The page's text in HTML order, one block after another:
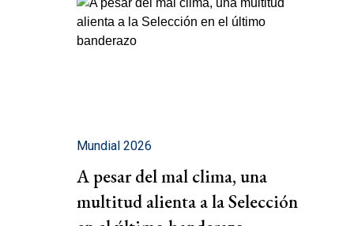
Mundial 2026
A pesar del mal clima, una
multitud alienta a la Selección